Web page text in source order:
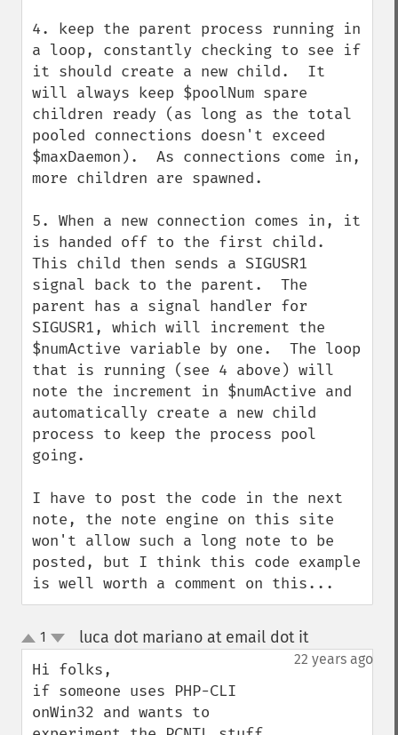
4. keep the parent process running in
a loop, constantly checking to see if
it should create a new child.  It
will always keep $poolNum spare
children ready (as long as the total
pooled connections doesn't exceed
$maxDaemon).  As connections come in,
more children are spawned.
5. When a new connection comes in, it
is handed off to the first child.
This child then sends a SIGUSR1
signal back to the parent.  The
parent has a signal handler for
SIGUSR1, which will increment the
$numActive variable by one.  The loop
that is running (see 4 above) will
note the increment in $numActive and
automatically create a new child
process to keep the process pool
going.
I have to post the code in the next
note, the note engine on this site
won't allow such a long note to be
posted, but I think this code example
is well worth a comment on this...
up
down
1 luca dot mariano at email dot it¶
22 years ago
Hi folks,
if someone uses PHP-CLI
onWin32 and wants to